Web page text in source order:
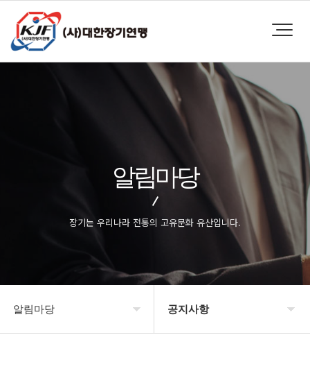
알림마당
장기는 우리나라 전통의 고유문화 유산입니다.
알림마당 공지사항